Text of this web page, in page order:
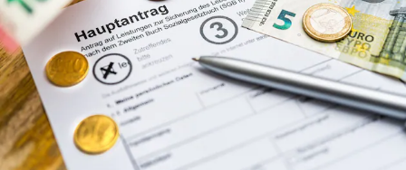
search
Suchbegriff
eingeben
© Krone Multimedia GmbH & Co KG 2026
Muthgasse 2, 1190 Wien